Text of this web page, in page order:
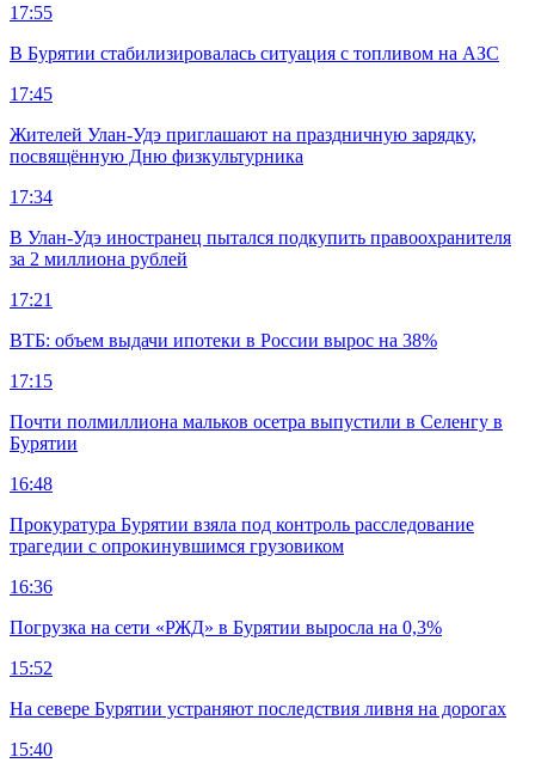
17:55
В Бурятии стабилизировалась ситуация с топливом на АЗС
17:45
Жителей Улан-Удэ приглашают на праздничную зарядку,
посвящённую Дню физкультурника
17:34
В Улан-Удэ иностранец пытался подкупить правоохранителя
за 2 миллиона рублей
17:21
ВТБ: объем выдачи ипотеки в России вырос на 38%
17:15
Почти полмиллиона мальков осетра выпустили в Селенгу в
Бурятии
16:48
Прокуратура Бурятии взяла под контроль расследование
трагедии с опрокинувшимся грузовиком
16:36
Погрузка на сети «РЖД» в Бурятии выросла на 0,3%
15:52
На севере Бурятии устраняют последствия ливня на дорогах
15:40